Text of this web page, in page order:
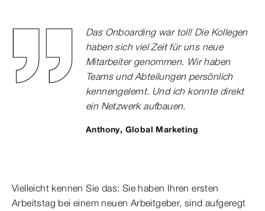
Das Onboarding war toll! Die Kollegen
haben sich viel Zeit für uns neue
Mitarbeiter genommen. Wir haben
Teams und Abteilungen persönlich
kennengelernt. Und ich konnte direkt
ein Netzwerk aufbauen.
Anthony, Global Marketing
Vielleicht kennen Sie das: Sie haben Ihren ersten
Arbeitstag bei einem neuen Arbeitgeber, sind aufgeregt